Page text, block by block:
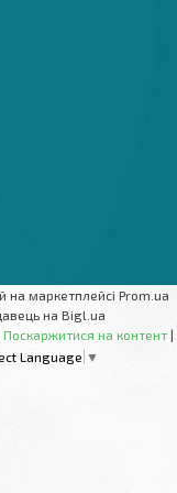
на маркетплейсі Prom.ua
на Bigl.ua
Поскаржитися на контент |
Language ▼